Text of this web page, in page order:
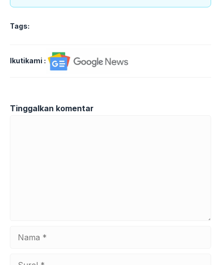
Tags:
Ikutikami :
Tinggalkan komentar